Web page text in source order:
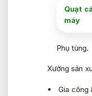
Quạt
máy
Phụ tùng.
Xưởng sản
Gia công